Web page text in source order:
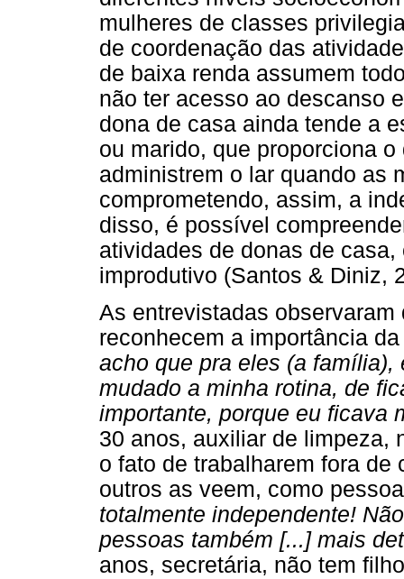
mulheres de classes
de coordenação das
de baixa renda assumem
não ter acesso ao descanso
dona de casa ainda tende a
ou marido, que proporciona
administrem o lar quando as
comprometendo, assim, a
disso, é possível
atividades de donas de
improdutivo (Santos & Diniz,
As entrevistadas
reconhecem a importância
acho que pra eles (a família),
mudado a minha rotina, de
importante, porque eu ficava
30 anos, auxiliar de limpeza,
o fato de trabalharem fora de
outros as veem, como
totalmente independente!
pessoas também [...] mais
anos, secretária, não tem